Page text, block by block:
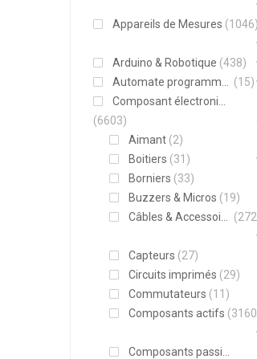
Appareils de Mesures (1046)
Arduino & Robotique (438)
Automate programmable
(15)
Composant électronique
(6603)
Aimant (2)
Boitiers (31)
Borniers (33)
Buzzers & Micros (19)
Câbles & Accessoires
Capteurs (27)
Circuits imprimés (29)
Commutateurs (11)
Composants actifs
Composants passifs